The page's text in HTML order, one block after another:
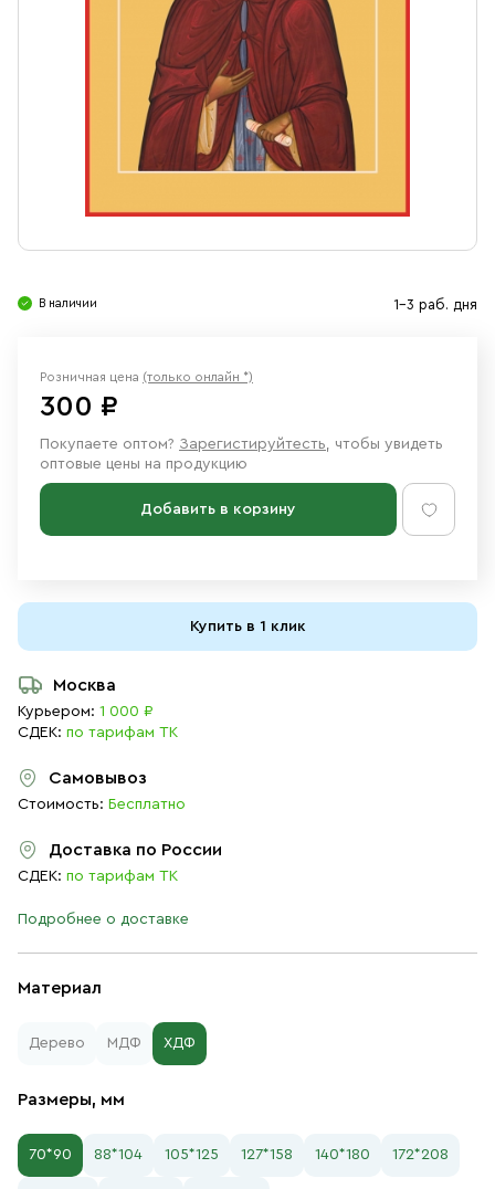
Ювелирные изделия
В наличии 1-3 раб. дня
Материал
Дерево МДФ ХДФ
Размеры, мм
70*90 88*104 105*125 127*158 140*180 172*208
Розничная цена (только онлайн *)
300 ₽
Покупаете оптом? Зарегистируйтесть, чтобы увидеть
оптовые цены на продукцию
Добавить в корзину
Купить в 1 клик
Москва
Курьером: 1 000 ₽
СДЕК: по тарифам ТК
Самовывоз
Стоимость: Бесплатно
Доставка по России
СДЕК: по тарифам ТК
Подробнее о доставке